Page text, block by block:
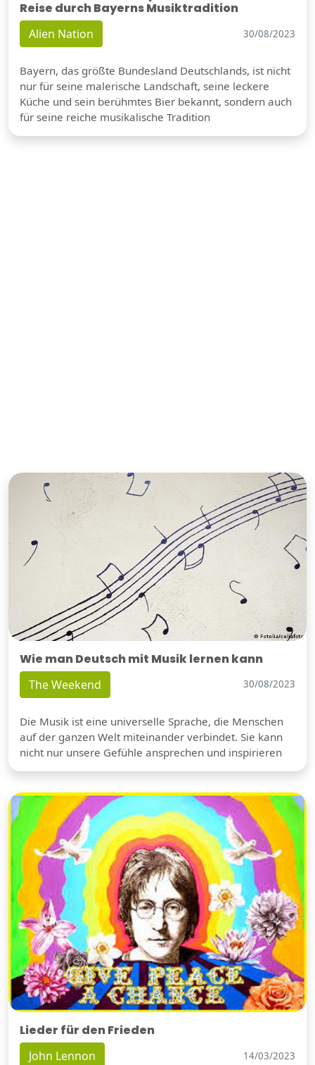
Reise durch Bayerns Musiktradition
Alien Nation 30/08/2023
Bayern, das größte Bundesland Deutschlands, ist nicht
nur für seine malerische Landschaft, seine leckere
Küche und sein berühmtes Bier bekannt, sondern auch
für seine reiche musikalische Tradition
Wie man Deutsch mit Musik lernen kann
The Weekend 30/08/2023
Die Musik ist eine universelle Sprache, die Menschen
auf der ganzen Welt miteinander verbindet. Sie kann
nicht nur unsere Gefühle ansprechen und inspirieren
Lieder für den Frieden
John Lennon 14/03/2023